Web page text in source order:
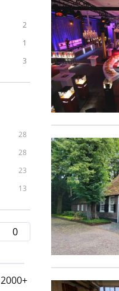
2
1
3
28
28
23
13
2000+